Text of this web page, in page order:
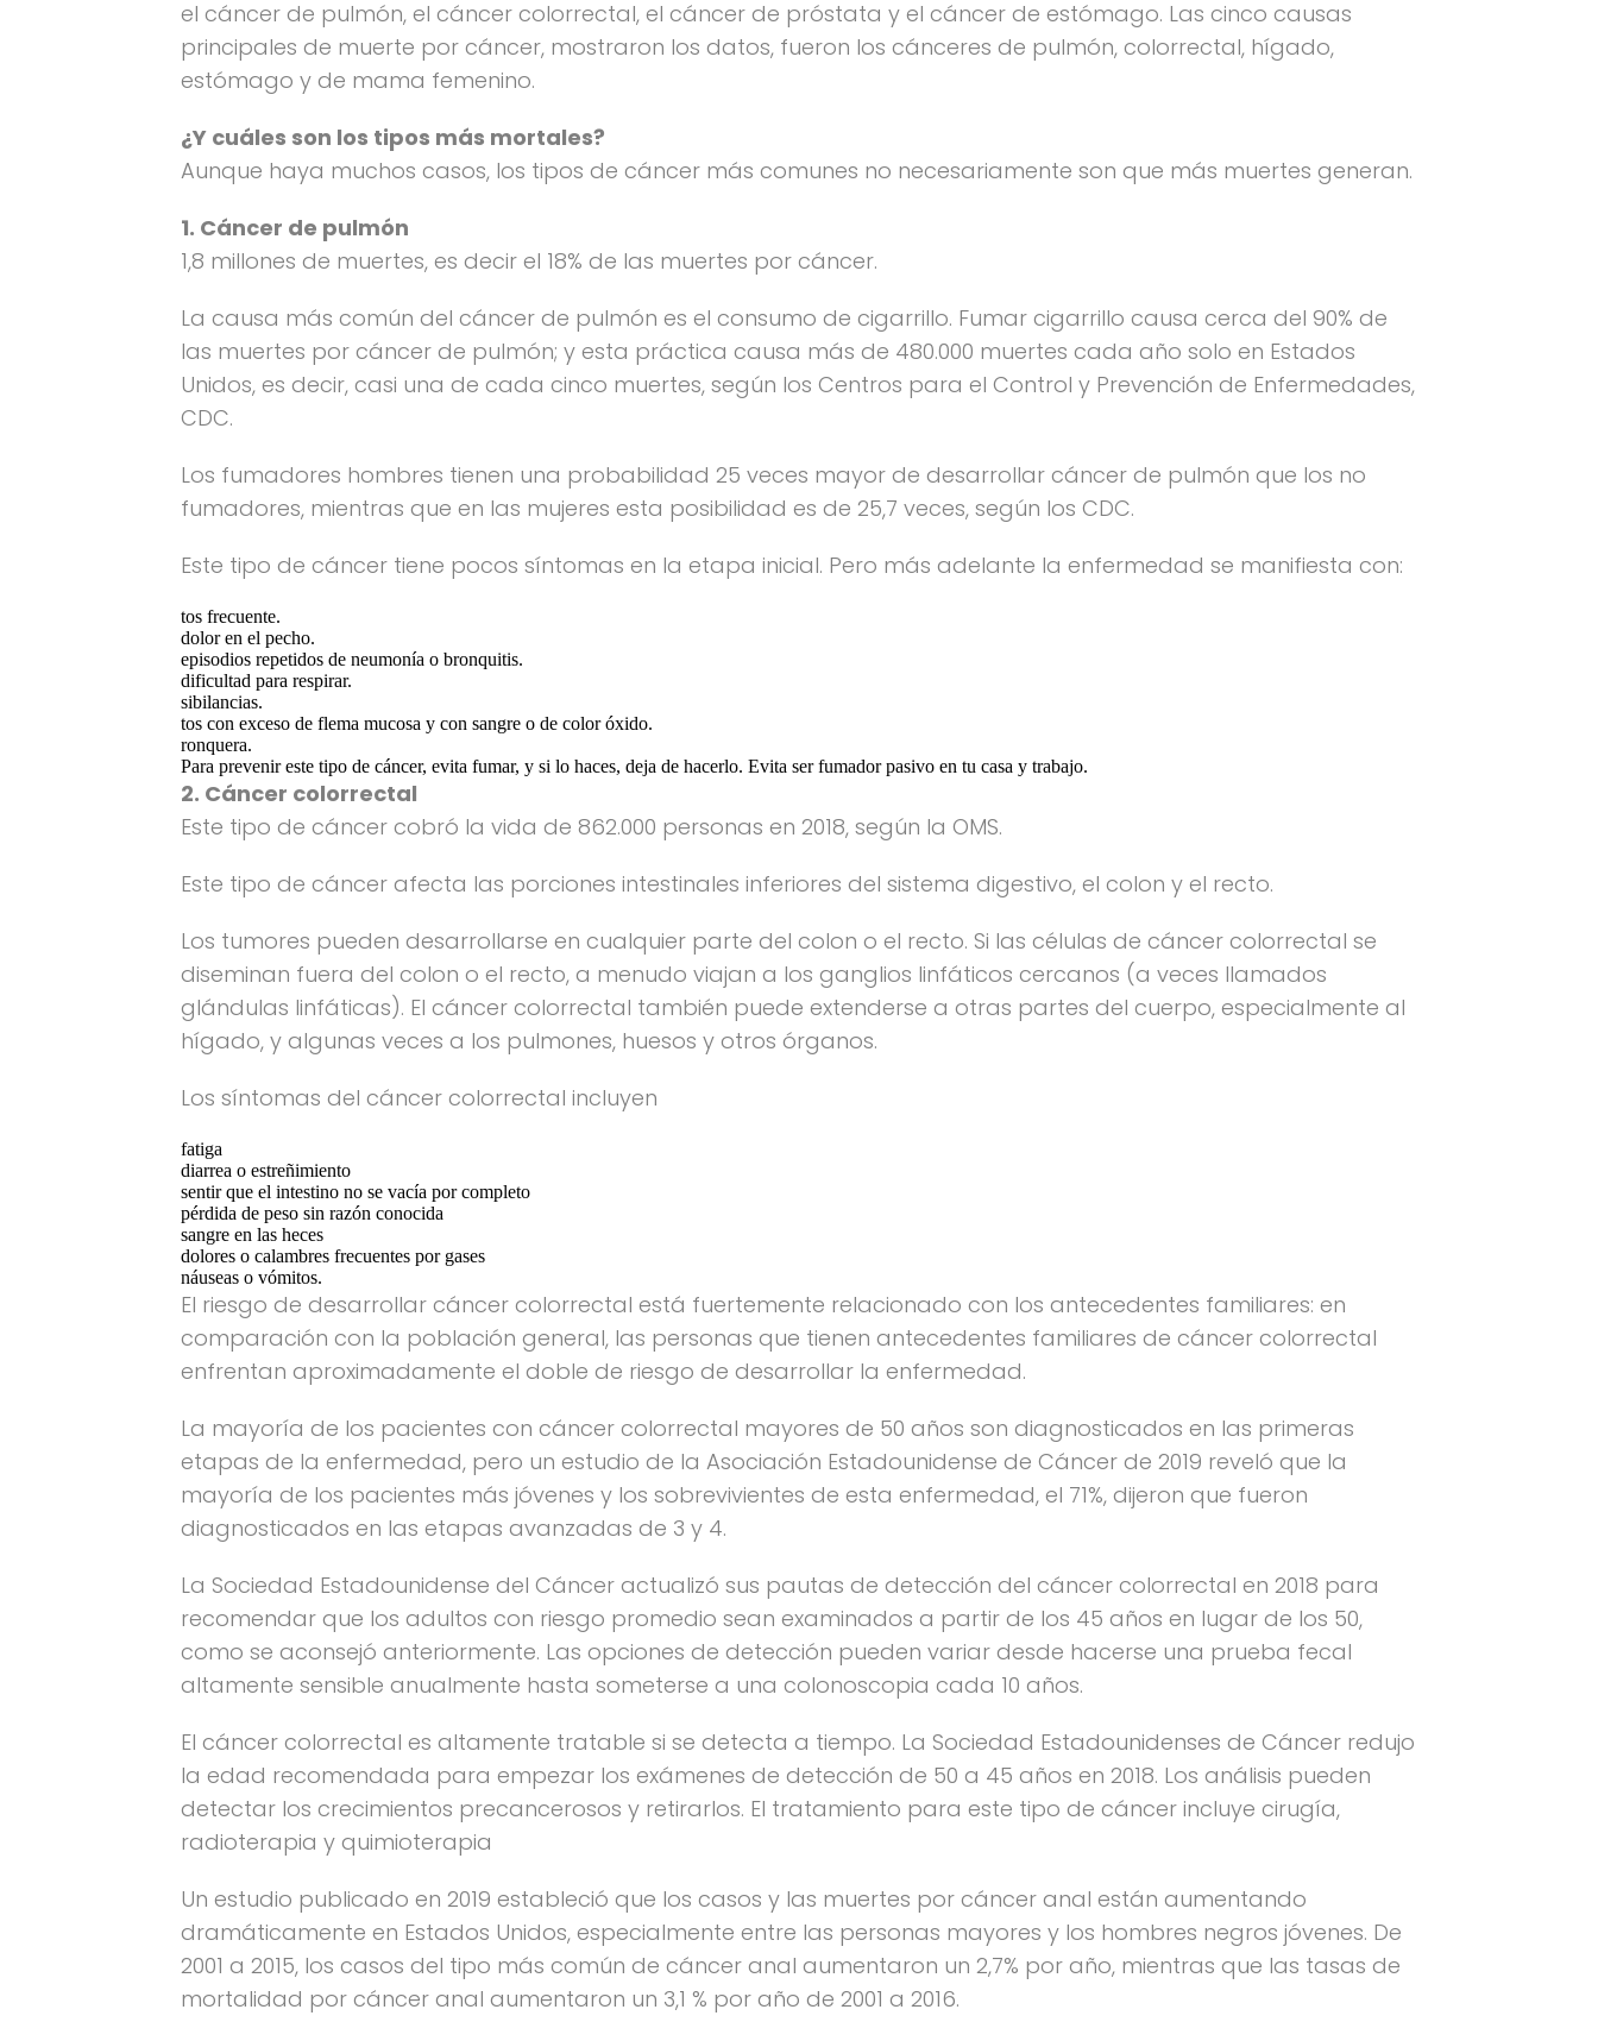
el cáncer de pulmón, el cáncer colorrectal, el cáncer de próstata y el cáncer de estómago. Las cinco causas
principales de muerte por cáncer, mostraron los datos, fueron los cánceres de pulmón, colorrectal, hígado,
estómago y de mama femenino.
¿Y cuáles son los tipos más mortales?
Aunque haya muchos casos, los tipos de cáncer más comunes no necesariamente son que más muertes generan.
1. Cáncer de pulmón
1,8 millones de muertes, es decir el 18% de las muertes por cáncer.
La causa más común del cáncer de pulmón es el consumo de cigarrillo. Fumar cigarrillo causa cerca del 90% de
las muertes por cáncer de pulmón; y esta práctica causa más de 480.000 muertes cada año solo en Estados
Unidos, es decir, casi una de cada cinco muertes, según los Centros para el Control y Prevención de Enfermedades,
CDC.
Los fumadores hombres tienen una probabilidad 25 veces mayor de desarrollar cáncer de pulmón que los no
fumadores, mientras que en las mujeres esta posibilidad es de 25,7 veces, según los CDC.
Este tipo de cáncer tiene pocos síntomas en la etapa inicial. Pero más adelante la enfermedad se manifiesta con:
tos frecuente.
dolor en el pecho.
episodios repetidos de neumonía o bronquitis.
dificultad para respirar.
sibilancias.
tos con exceso de flema mucosa y con sangre o de color óxido.
ronquera.
Para prevenir este tipo de cáncer, evita fumar, y si lo haces, deja de hacerlo. Evita ser fumador pasivo en tu casa y trabajo.
2. Cáncer colorrectal
Este tipo de cáncer cobró la vida de 862.000 personas en 2018, según la OMS.
Este tipo de cáncer afecta las porciones intestinales inferiores del sistema digestivo, el colon y el recto.
Los tumores pueden desarrollarse en cualquier parte del colon o el recto. Si las células de cáncer colorrectal se
diseminan fuera del colon o el recto, a menudo viajan a los ganglios linfáticos cercanos (a veces llamados
glándulas linfáticas). El cáncer colorrectal también puede extenderse a otras partes del cuerpo, especialmente al
hígado, y algunas veces a los pulmones, huesos y otros órganos.
Los síntomas del cáncer colorrectal incluyen
fatiga
diarrea o estreñimiento
sentir que el intestino no se vacía por completo
pérdida de peso sin razón conocida
sangre en las heces
dolores o calambres frecuentes por gases
náuseas o vómitos.
El riesgo de desarrollar cáncer colorrectal está fuertemente relacionado con los antecedentes familiares: en
comparación con la población general, las personas que tienen antecedentes familiares de cáncer colorrectal
enfrentan aproximadamente el doble de riesgo de desarrollar la enfermedad.
La mayoría de los pacientes con cáncer colorrectal mayores de 50 años son diagnosticados en las primeras
etapas de la enfermedad, pero un estudio de la Asociación Estadounidense de Cáncer de 2019 reveló que la
mayoría de los pacientes más jóvenes y los sobrevivientes de esta enfermedad, el 71%, dijeron que fueron
diagnosticados en las etapas avanzadas de 3 y 4.
La Sociedad Estadounidense del Cáncer actualizó sus pautas de detección del cáncer colorrectal en 2018 para
recomendar que los adultos con riesgo promedio sean examinados a partir de los 45 años en lugar de los 50,
como se aconsejó anteriormente. Las opciones de detección pueden variar desde hacerse una prueba fecal
altamente sensible anualmente hasta someterse a una colonoscopia cada 10 años.
El cáncer colorrectal es altamente tratable si se detecta a tiempo. La Sociedad Estadounidenses de Cáncer redujo
la edad recomendada para empezar los exámenes de detección de 50 a 45 años en 2018. Los análisis pueden
detectar los crecimientos precancerosos y retirarlos. El tratamiento para este tipo de cáncer incluye cirugía,
radioterapia y quimioterapia
Un estudio publicado en 2019 estableció que los casos y las muertes por cáncer anal están aumentando
dramáticamente en Estados Unidos, especialmente entre las personas mayores y los hombres negros jóvenes. De
2001 a 2015, los casos del tipo más común de cáncer anal aumentaron un 2,7% por año, mientras que las tasas de
mortalidad por cáncer anal aumentaron un 3,1 % por año de 2001 a 2016.